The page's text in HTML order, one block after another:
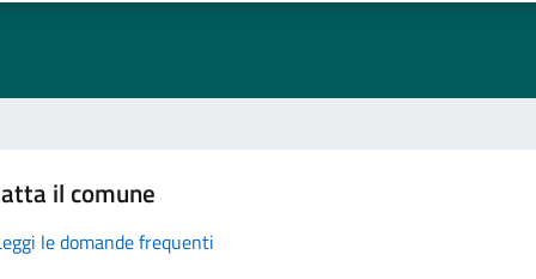
il comune
le domande frequenti